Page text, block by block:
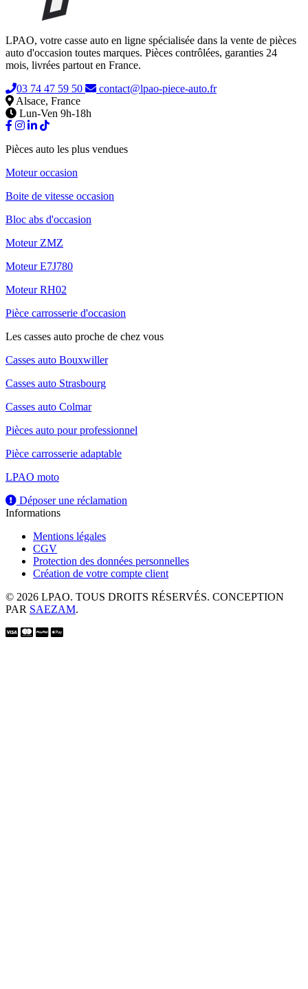
LPAO, votre casse auto en ligne spécialisée dans la vente de pièces
auto d'occasion toutes marques. Pièces contrôlées, garanties 24
mois, livrées partout en France.
03 74 47 59 50
contact@lpao-piece-auto.fr
Alsace, France
Lun-Ven 9h-18h
Pièces auto les plus vendues
Moteur occasion
Boite de vitesse occasion
Bloc abs d'occasion
Moteur ZMZ
Moteur E7J780
Moteur RH02
Pièce carrosserie d'occasion
Les casses auto proche de chez vous
Casses auto Bouxwiller
Casses auto Strasbourg
Casses auto Colmar
Pièces auto pour professionnel
Pièce carrosserie adaptable
LPAO moto
Déposer une réclamation
Informations
Mentions légales
CGV
Protection des données personnelles
Création de votre compte client
© 2026 LPAO. TOUS DROITS RÉSERVÉS. CONCEPTION
PAR SAEZAM.